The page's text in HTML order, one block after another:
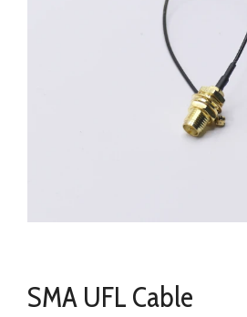
SMA UFL Cable